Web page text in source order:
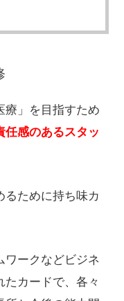
療」を目指すため
任感のあるスタッ
るために持ち味カ
ワークなどビジネ
たカードで、各々